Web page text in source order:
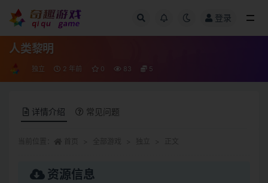
登录
人类黎明
独立 2 年前 0 83 5
详情介绍 常见问题
资源信息